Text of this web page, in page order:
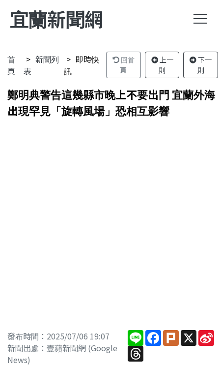
宜蘭新聞網
首
頁
新聞列
表
即時快
訊
回首
頁
上一
則
下一
則
鄭明典警告這幾縣市晚上不要出門 宜蘭外海
出現罕見「旋轉風場」恐相互影響
發布時間：2025/07/06 19:07
新聞出處：壹蘋新聞網 (Google
News)
LineFacebook
PlurkX
Threads